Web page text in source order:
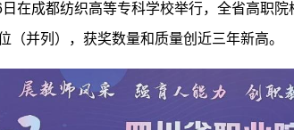
在成都纺织高等专科学校举行，全省高职
并列），获奖数量和质量创近三年新高。